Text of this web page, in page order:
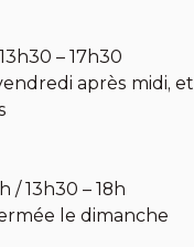
– 17h30
après midi, et
/ 13h30 – 18h
le dimanche